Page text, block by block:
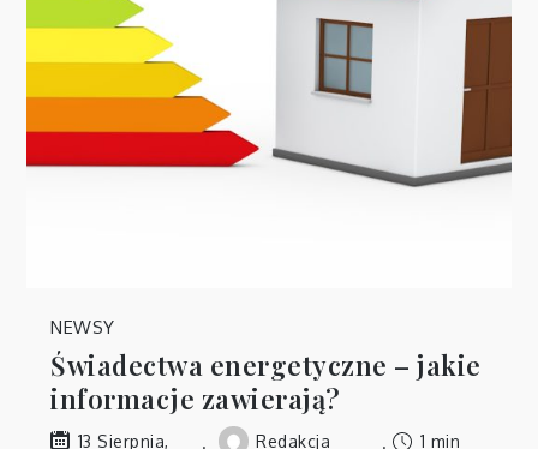
NEWSY
Świadectwa energetyczne – jakie
informacje zawierają?
13 Sierpnia, Redakcja 1 min